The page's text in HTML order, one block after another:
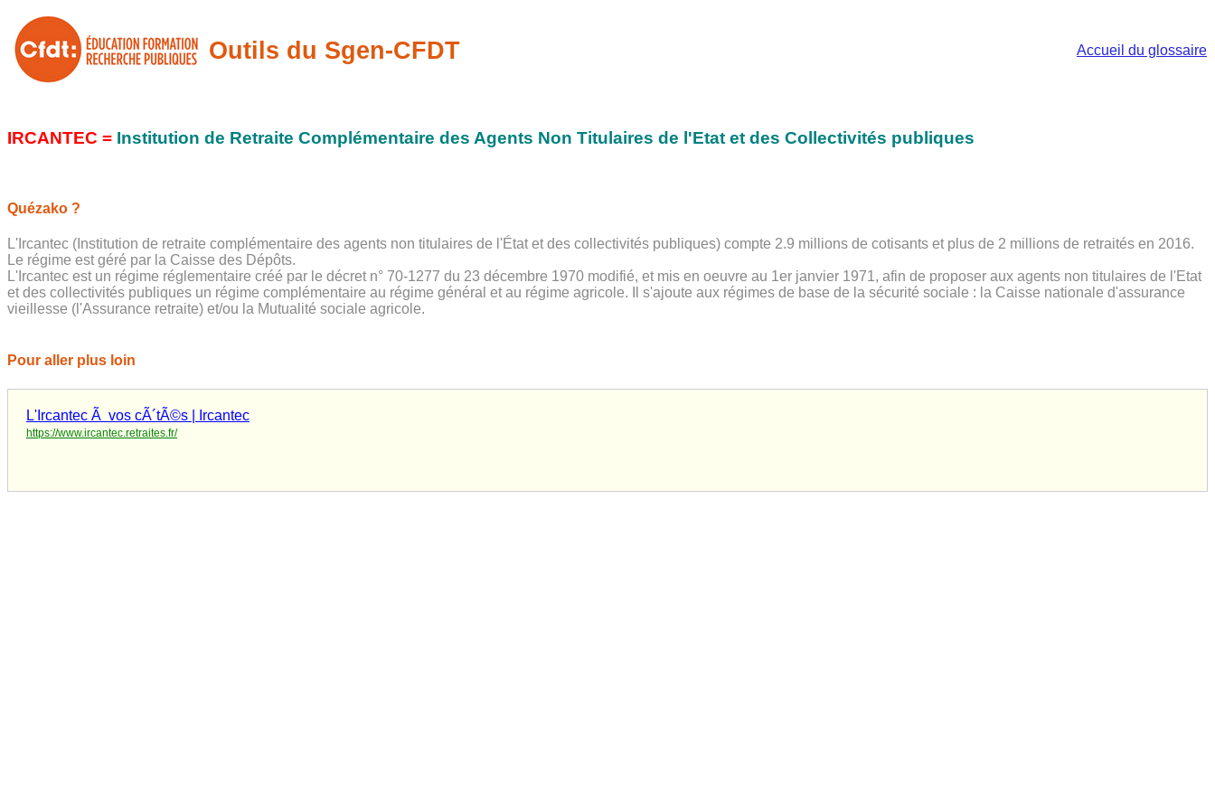
Outils du Sgen-CFDT Accueil du glossaire
IRCANTEC = Institution de Retraite Complémentaire des Agents Non Titulaires de l'Etat et des Collectivités publiques
Quézako ?
L'Ircantec (Institution de retraite complémentaire des agents non titulaires de l'État et des collectivités publiques) compte 2.9 millions de cotisants et plus de 2 millions de retraités en 2016.
Le régime est géré par la Caisse des Dépôts.
L'Ircantec est un régime réglementaire créé par le décret n° 70-1277 du 23 décembre 1970 modifié, et mis en oeuvre au 1er janvier 1971, afin de proposer aux agents non titulaires de l'Etat
et des collectivités publiques un régime complémentaire au régime général et au régime agricole. Il s'ajoute aux régimes de base de la sécurité sociale : la Caisse nationale d'assurance
vieillesse (l'Assurance retraite) et/ou la Mutualité sociale agricole.
Pour aller plus loin
L'Ircantec Ã vos cÃ´tÃ©s | Ircantec
https://www.ircantec.retraites.fr/